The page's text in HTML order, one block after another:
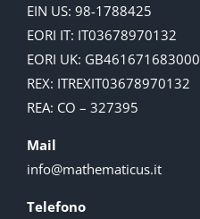
EIN US: 98-1788425
EORI IT: IT03678970132
EORI UK: GB461671683000
REX: ITREXIT03678970132
REA: CO – 327395
Mail
info@mathematicus.it
Telefono